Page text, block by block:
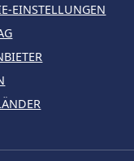
EINSTELLUNGEN